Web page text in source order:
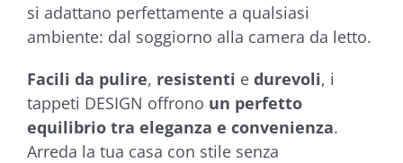
si adattano perfettamente a qualsiasi
ambiente: dal soggiorno alla camera da letto.
Facili da pulire, resistenti e durevoli, i
tappeti DESIGN offrono un perfetto
equilibrio tra eleganza e convenienza.
Arreda la tua casa con stile senza